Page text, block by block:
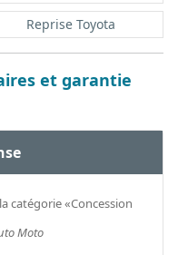
Reprise Toyota
et garantie
catégorie «Concession
Moto